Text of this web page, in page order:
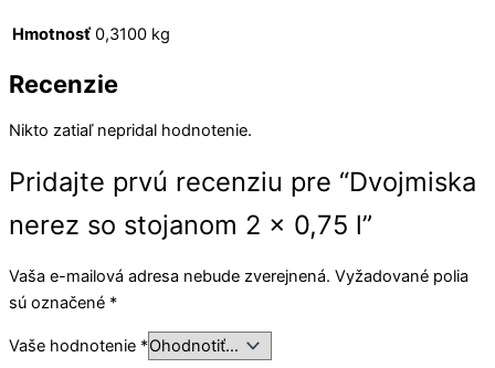
Hmotnosť 0,3100 kg
Recenzie
Nikto zatiaľ nepridal hodnotenie.
Pridajte prvú recenziu pre “Dvojmiska
nerez so stojanom 2 x 0,75 l”
Vaša e-mailová adresa nebude zverejnená. Vyžadované polia
sú označené *
Vaše hodnotenie *